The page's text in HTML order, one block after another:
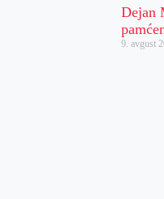
Dejan
9. avgust